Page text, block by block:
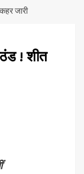
जारी
! शीत